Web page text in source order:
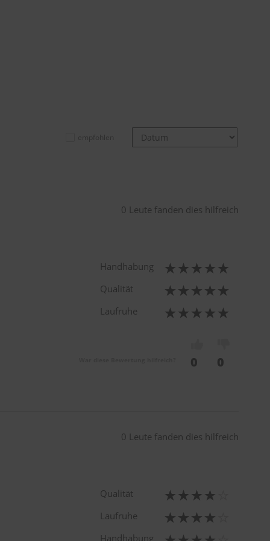
0 Leute fanden dies hilfreich
Handhabung
Qualität
Laufruhe
0 0
0 Leute fanden dies hilfreich
Qualität
Laufruhe
Handhabung